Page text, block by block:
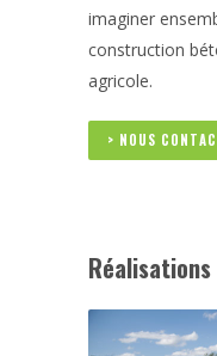
imaginer
construction
agricole.
> NOUS